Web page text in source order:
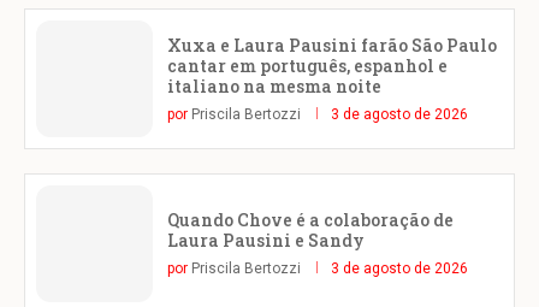
Xuxa e Laura Pausini farão São Paulo
cantar em português, espanhol e
italiano na mesma noite
por Priscila Bertozzi 3 de agosto de 2026
Quando Chove é a colaboração de
Laura Pausini e Sandy
por Priscila Bertozzi 3 de agosto de 2026